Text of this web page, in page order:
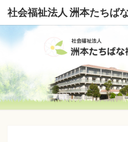
社会福祉法人 洲本たちば